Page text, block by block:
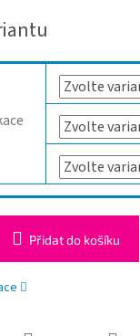
Přidat do košíku